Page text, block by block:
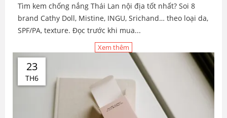
Tìm kem chống nắng Thái Lan nội địa tốt nhất? Soi 8
brand Cathy Doll, Mistine, INGU, Srichand… theo loại da,
SPF/PA, texture. Đọc trước khi mua...
Xem thêm
23
TH6